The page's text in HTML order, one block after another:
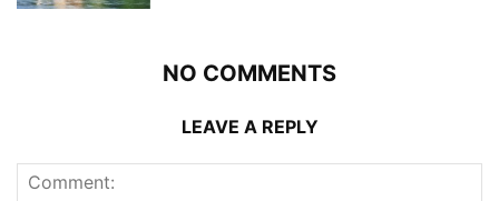
NO COMMENTS
LEAVE A REPLY